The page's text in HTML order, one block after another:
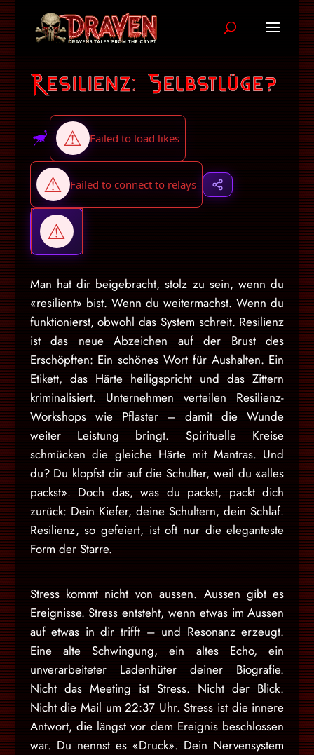
Resilienz: Selbstlüge?
Man hat dir beigebracht, stolz zu sein, wenn du
«resilient» bist. Wenn du weitermachst. Wenn du
funktionierst, obwohl das System schreit. Resilienz
ist das neue Abzeichen auf der Brust des
Erschöpften: Ein schönes Wort für Aushalten. Ein
Etikett, das Härte heiligspricht und das Zittern
kriminalisiert. Unternehmen verteilen Resilienz-
Workshops wie Pflaster – damit die Wunde
weiter Leistung bringt. Spirituelle Kreise
schmücken die gleiche Härte mit Mantras. Und
du? Du klopfst dir auf die Schulter, weil du «alles
packst». Doch das, was du packst, packt dich
zurück: Dein Kiefer, deine Schultern, dein Schlaf.
Resilienz, so gefeiert, ist oft nur die eleganteste
Form der Starre.
Stress kommt nicht von aussen. Aussen gibt es
Ereignisse. Stress entsteht, wenn etwas im Aussen
auf etwas in dir trifft – und Resonanz erzeugt.
Eine alte Schwingung, ein altes Echo, ein
unverarbeiteter Ladenhüter deiner Biografie.
Nicht das Meeting ist Stress. Nicht der Blick.
Nicht die Mail um 22:37 Uhr. Stress ist die innere
Antwort, die längst vor dem Ereignis beschlossen
war. Du nennst es «Druck». Dein Nervensystem